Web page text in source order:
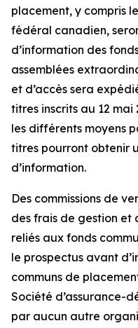
placement, y compris
fédéral canadien,
d’information des
assemblées
et d’accès sera
titres inscrits au 12
les différents moyens
titres pourront obtenir
d’information.
Des commissions de
des frais de gestion et
reliés aux fonds
le prospectus avant
communs de
Société d’assurance-
par aucun autre